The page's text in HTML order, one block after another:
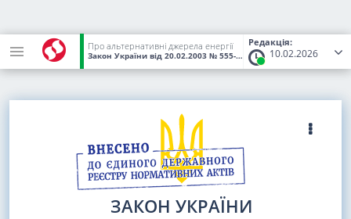
Редакція:
10.02.2026
Про альтернативні джерела енергії
Закон України від 20.02.2003 № 555-IV (Статус:Чинний)
ЗАКОН УКРАЇНИ